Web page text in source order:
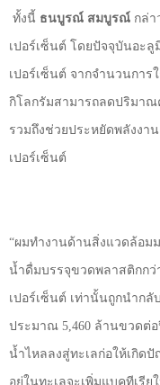
ทั้งนี้ ธนบูรณ์ สมบูรณ์ กล่า
เปอร์เซ็นต์ โดยปัจจุบันอะลู
เปอร์เซ็นต์ จากจำนวนการ
กิโลกรัมสามารถลดปริมาณ
รวมถึงช่วยประหยัดพลังงา
เปอร์เซ็นต์
“ผมทำงานด้านสิ่งแวดล้อม
น้ำดื่มบรรจุขวดพลาสติกกว่
เปอร์เซ็นต์ เท่านั้นถูกนํากลั
ประมาณ 5,460 ล้านขวดต่อ
น้ำไหลลงสู่ทะเลก่อให้เกิด
อยู่ในทะเลจะเพิ่มแบคทีเรีย